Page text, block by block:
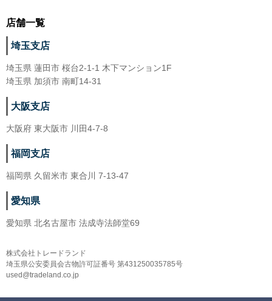
店舗一覧
埼玉支店
埼玉県 蓮田市 桜台2-1-1 木下マンション1F
埼玉県 加須市 南町14-31
大阪支店
大阪府 東大阪市 川田4-7-8
福岡支店
福岡県 久留米市 東合川 7-13-47
愛知県
愛知県 北名古屋市 法成寺法師堂69
株式会社トレードランド
埼玉県公安委員会古物許可証番号 第431250035785号
used@tradeland.co.jp